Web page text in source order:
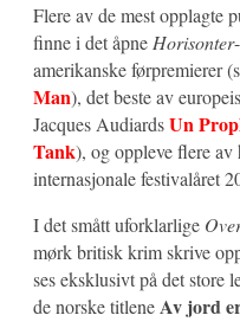
Flere av de mest opplagte
finne i det åpne Horisonter
amerikanske førpremierer
Man), det beste av
Jacques AudiardsUn
Tank), og oppleve flere av
internasjonale festivalåret
I det smått uforklarlige
mørk britisk krim skrive
ses eksklusivt på det store
de norske titleneAv jord